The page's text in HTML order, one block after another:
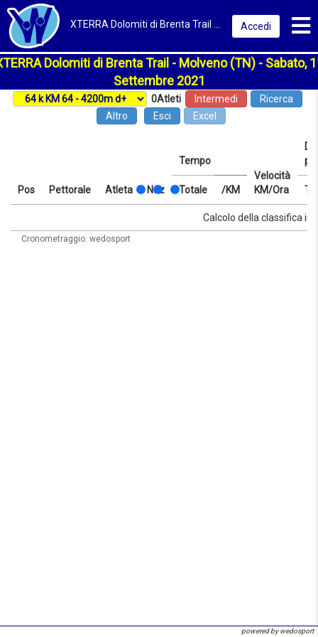
Accedi
Dolomiti di Brenta Trail - Molveno (TN) - Sabato,
Settembre 2021
0Atleti Intermedi
Ricerca
Altro
Esci Excel
Pos Pettorale Atleta Naz
Tempo
Velocità
KM/Ora
Totale /KM
Tempo
Velocità
Totale /KM
Calcolo della classifica in
Cronometraggio: wedosport
powered by wedosport